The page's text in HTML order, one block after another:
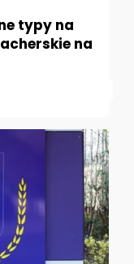
typy na
na